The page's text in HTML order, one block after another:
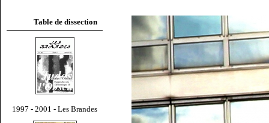
Table de dissection
1997 - 2001 - Les Brandes